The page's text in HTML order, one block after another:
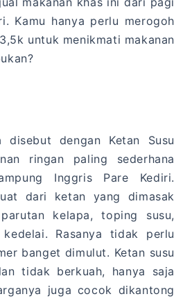
Kamu hanya perlu merogoh
untuk menikmati makanan
disebut dengan Ketan Susu
ringan paling sederhana
Inggris Pare Kediri.
dari ketan yang dimasak
kelapa, toping susu,
Rasanya tidak perlu
banget dimulut. Ketan susu
tidak berkuah, hanya saja
juga cocok dikantong